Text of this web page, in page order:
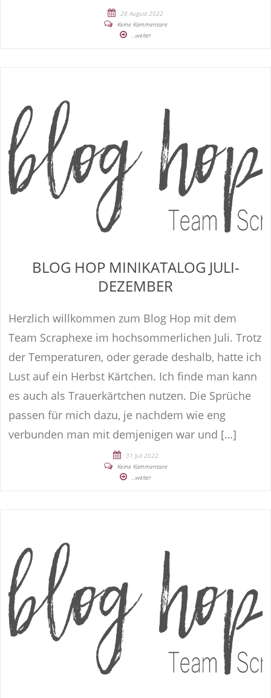
28 August 2022
Keine Kommentare
...weiter
BLOG HOP MINIKATALOG JULI-
DEZEMBER
Herzlich willkommen zum Blog Hop mit dem
Team Scraphexe im hochsommerlichen Juli. Trotz
der Temperaturen, oder gerade deshalb, hatte ich
Lust auf ein Herbst Kärtchen. Ich finde man kann
es auch als Trauerkärtchen nutzen. Die Sprüche
passen für mich dazu, je nachdem wie eng
verbunden man mit demjenigen war und […]
31 Juli 2022
Keine Kommentare
...weiter